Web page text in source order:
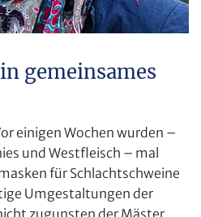
gemeinsames
einigen Wochen wurden –
und Westfleisch – mal
für Schlachtschweine
Umgestaltungen der